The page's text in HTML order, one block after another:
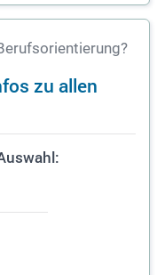
zu allen